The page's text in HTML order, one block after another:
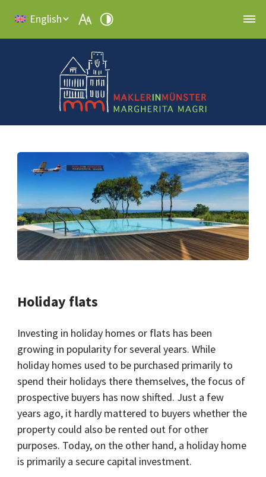
English
Holiday flats
Investing in holiday homes or flats has been
growing in popularity for several years. While
holiday homes used to be purchased primarily to
spend their holidays there themselves, the focus of
prospective buyers has now shifted. Just a few
years ago, it hardly mattered to buyers whether the
property could also be rented out for other
purposes. Today, on the other hand, a holiday home
is primarily a secure capital investment.